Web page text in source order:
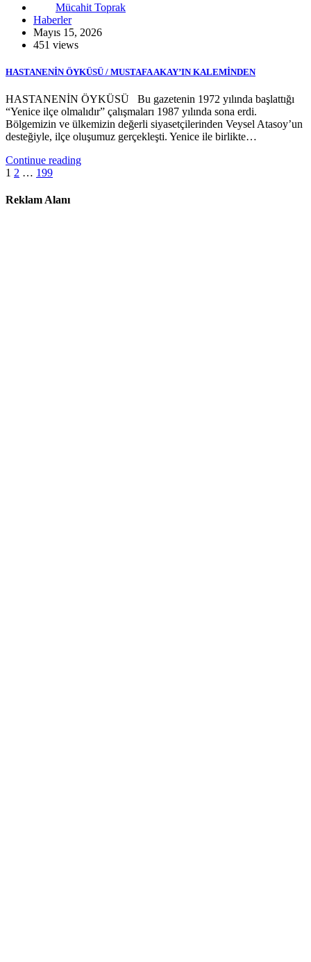
Mücahit Toprak
Haberler
Mayıs 15, 2026
451 views
HASTANENİN ÖYKÜSÜ / MUSTAFA AKAY’IN KALEMİNDEN
HASTANENİN ÖYKÜSÜ Bu gazetenin 1972 yılında başlattığı
“Yenice ilçe olmalıdır” çalışmaları 1987 yılında sona erdi.
Bölgemizin ve ülkemizin değerli siyasetçilerinden Veysel Atasoy’un
desteğiyle, ilçe oluşumuz gerçekleşti. Yenice ile birlikte…
Continue reading
Yazı
sayfalandırması
1 2 … 199
Reklam Alanı